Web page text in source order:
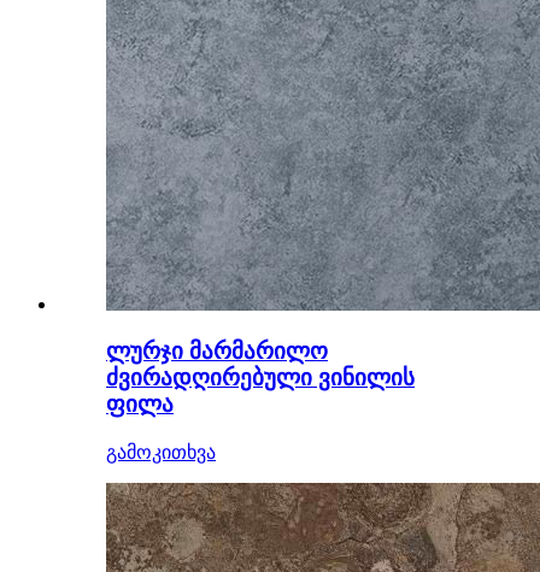
ლურჯი მარმარილო
ძვირადღირებული ვინილის
ფილა
გამოკითხვა